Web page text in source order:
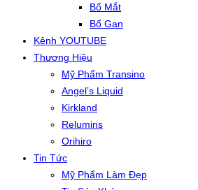
Bổ Mắt
Bổ Gan
Kênh YOUTUBE
Thương Hiệu
Mỹ Phẩm Transino
Angel’s Liquid
Kirkland
Relumins
Orihiro
Tin Tức
Mỹ Phẩm Làm Đẹp